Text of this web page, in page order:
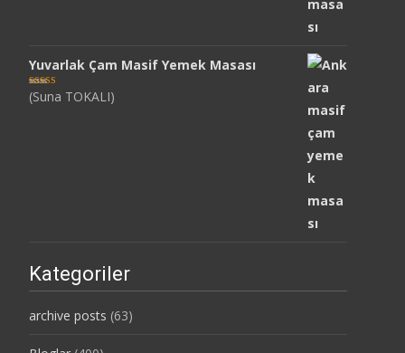
Yuvarlak Çam Masif Yemek Masası
5 üzerinden5
oy aldı
(Suna TOKALI)
Kategoriler
archive posts (63)